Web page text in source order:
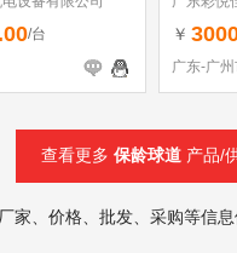
/台
有限公司
￥
广东-广
查看更多 保龄球道 产品/
家、价格、批发、采购等信